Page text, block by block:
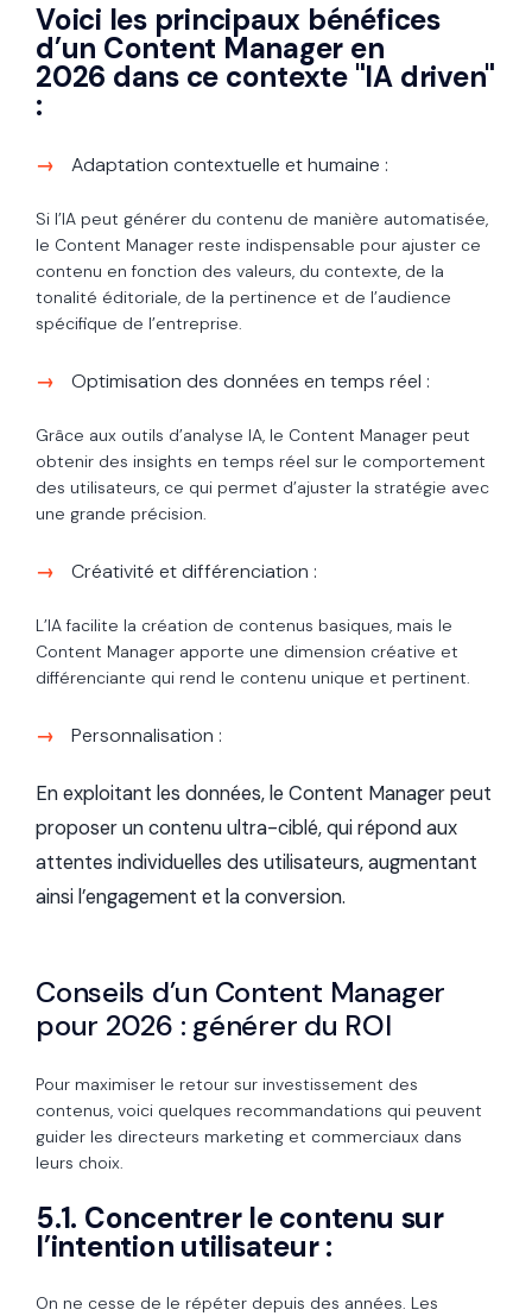
Voici les principaux bénéfices
d’un Content Manager en
2026 dans ce contexte "IA driven"
:
Adaptation contextuelle et humaine :
Si l’IA peut générer du contenu de manière automatisée,
le Content Manager reste indispensable pour ajuster ce
contenu en fonction des valeurs, du contexte, de la
tonalité éditoriale, de la pertinence et de l’audience
spécifique de l’entreprise.
Optimisation des données en temps réel :
Grâce aux outils d’analyse IA, le Content Manager peut
obtenir des insights en temps réel sur le comportement
des utilisateurs, ce qui permet d’ajuster la stratégie avec
une grande précision.
Créativité et différenciation :
L’IA facilite la création de contenus basiques, mais le
Content Manager apporte une dimension créative et
différenciante qui rend le contenu unique et pertinent.
Personnalisation :
En exploitant les données, le Content Manager peut
proposer un contenu ultra-ciblé, qui répond aux
attentes individuelles des utilisateurs, augmentant
ainsi l’engagement et la conversion.
Conseils d’un Content Manager
pour 2026 : générer du ROI
Pour maximiser le retour sur investissement des
contenus, voici quelques recommandations qui peuvent
guider les directeurs marketing et commerciaux dans
leurs choix.
5.1. Concentrer le contenu sur
l’intention utilisateur :
On ne cesse de le répéter depuis des années. Les